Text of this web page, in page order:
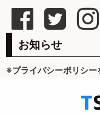
お知らせ
※プライバシーポリシー